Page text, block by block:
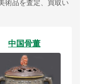
術品を査定、買取い
中国骨董